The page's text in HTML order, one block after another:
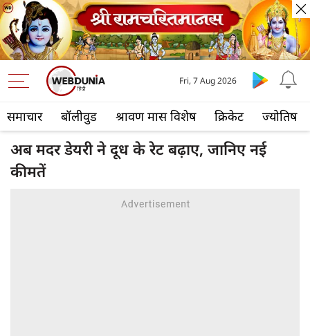
समाचार बॉलीवुड श्रावण मास विशेष क्रिकेट ज्योतिष
Fri, 7 Aug 2026
अब मदर डेयरी ने दूध के रेट बढ़ाए, जानिए नई
कीमतें